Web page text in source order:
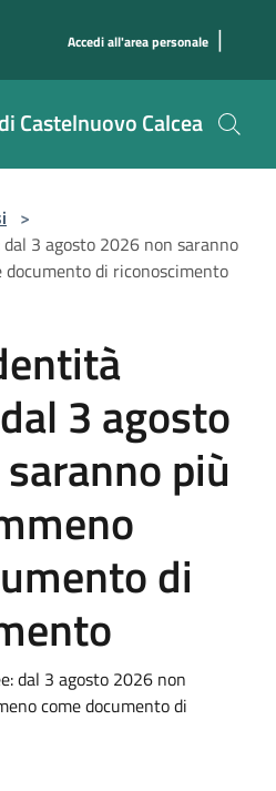
Accedi all'area personale |
Castelnuovo Calcea
>
3 agosto 2026 non saranno
di riconoscimento
3 agosto
più
di
dal 3 agosto 2026 non
come documento di